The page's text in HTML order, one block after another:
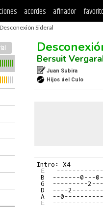
acordes afinador
Sideral
Bersuit
Juan Subira
Hijos del Culo
E
B  -------0---
G  ---------2---
D  ----
A  --
E